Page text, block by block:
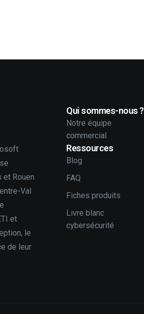
et Rouen
Val
et
le
de leur
Qui sommes-nous ?
Notre équipe
commercial
Ressources
Blog
FAQ
Fiches produits
Livre blanc
cybersécurité